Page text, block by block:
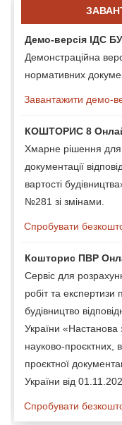
Демо-версія ІДС
Демонстраційна
нормативних
Завантажити демо-
КОШТОРИС 8
Хмарне рішення для
документації
вартості
№281 зі змінами.
Спробувати
Кошторис ПВР
Сервіс для
робіт та експертизи
будівництво
України «Настанова
науково-проєктних,
проєктної
України від
Спробувати